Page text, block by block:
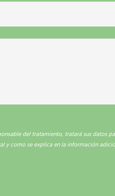
del tratamiento, tratará sus
como se explica en la información